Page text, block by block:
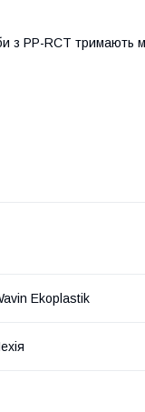
з PP-RCT
Ekoplastik